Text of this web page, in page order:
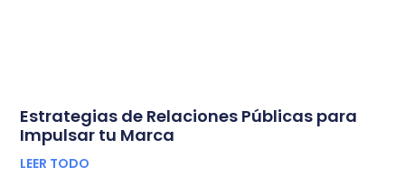
Estrategias de Relaciones Públicas para
Impulsar tu Marca
LEER TODO